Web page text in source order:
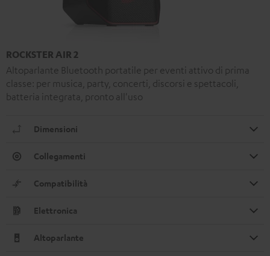
ROCKSTER AIR 2
Altoparlante Bluetooth portatile per eventi attivo di prima
classe: per musica, party, concerti, discorsi e spettacoli,
batteria integrata, pronto all'uso
Dimensioni
Collegamenti
Compatibilità
Elettronica
Altoparlante